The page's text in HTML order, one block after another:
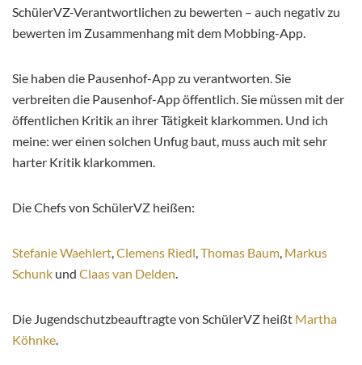
SchülerVZ-Verantwortlichen zu bewerten – auch negativ zu
bewerten im Zusammenhang mit dem Mobbing-App.
Sie haben die Pausenhof-App zu verantworten. Sie
verbreiten die Pausenhof-App öffentlich. Sie müssen mit der
öffentlichen Kritik an ihrer Tätigkeit klarkommen. Und ich
meine: wer einen solchen Unfug baut, muss auch mit sehr
harter Kritik klarkommen.
Die Chefs von SchülerVZ heißen:
Stefanie Waehlert,Clemens Riedl,Thomas Baum, Markus
Schunk und Claas van Delden.
Die Jugendschutzbeauftragte von SchülerVZ heißt Martha
Köhnke.